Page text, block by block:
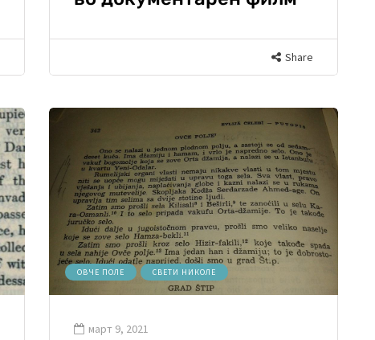
Share
ОВЧЕ ПОЛЕ СВЕТИ НИКОЛЕ
март 9, 2021